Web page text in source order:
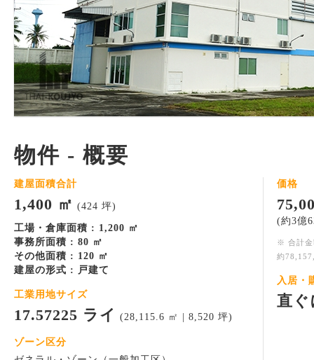
物件 - 概要
建屋面積合計
1,400 ㎡ (424 坪)
工場・倉庫面積 : 1,200 ㎡
事務所面積 : 80 ㎡
その他面積 : 120 ㎡
建屋の形式 : 戸建て
工業用地サイズ
17.57225 ライ (28,115.6 ㎡ | 8,520 坪)
ゾーン区分
価格
(約3億
※ 合計金
約
入居・
直ぐ